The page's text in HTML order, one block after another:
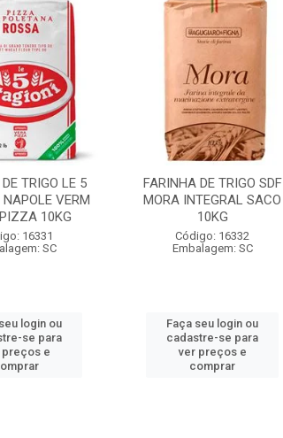
TRIGO LE 5
VERM
10KG
16331
SC
login ou
se para
preços e
FARINHA DE TRIGO SDF
MORA INTEGRAL SACO
10KG
Código: 16332
Embalagem: SC
Faça seu login ou
cadastre-se para
ver preços e
comprar